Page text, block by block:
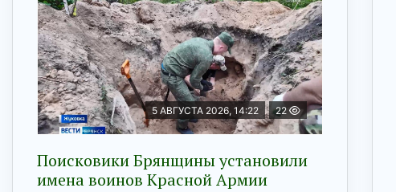
5 АВГУСТА 2026, 14:22 22
Поисковики Брянщины установили
имена воинов Красной Армии